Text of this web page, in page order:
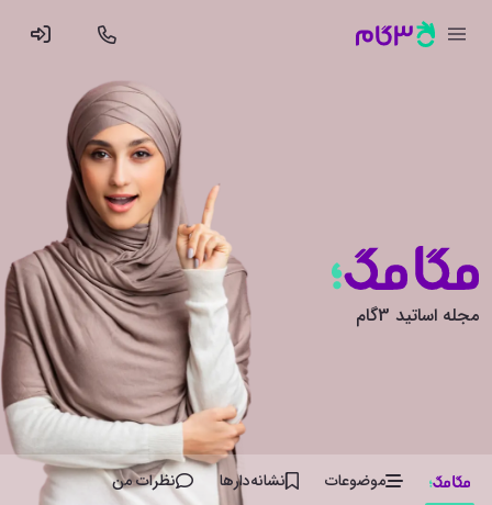
مجله اساتید 3گام
موضوعات نشانه‌دار‌ها نظرات من